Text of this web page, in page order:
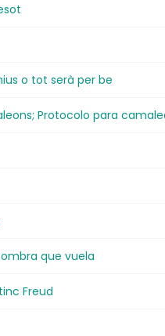
o tot serà per be
Protocolo para
que vuela
Freud